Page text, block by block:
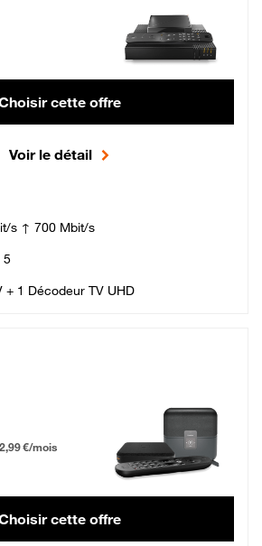
cette offre
Voir le détail
s ↑ 700 Mbit/s
5
+ 1 Décodeur TV UHD
Fibre
12 mois puis 42,99 € par mois, Engagement 12 mois
€/mois
cette offre